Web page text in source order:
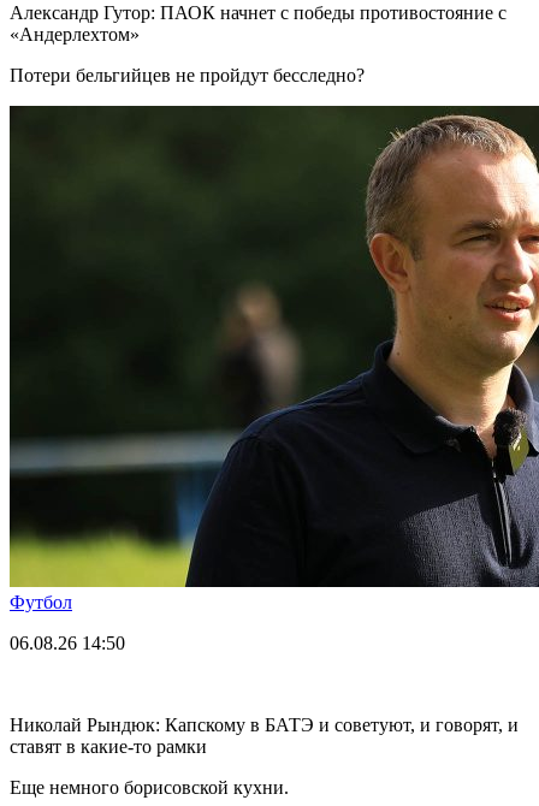
Александр Гутор: ПАОК начнет с победы противостояние с
«Андерлехтом»
Потери бельгийцев не пройдут бесследно?
Футбол
06.08.26 14:50
Николай Рындюк: Капскому в БАТЭ и советуют, и говорят, и
ставят в какие-то рамки
Еще немного борисовской кухни.